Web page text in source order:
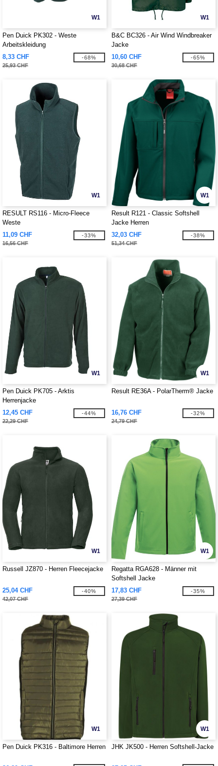
W1
Pen Duick PK302 - Weste
Arbeitskleidung
8,33 CHF
25,93 CHF
-68%
W1
B&C BC326 - Air Wind Windbreaker
Jacke
10,60 CHF
30,68 CHF
-65%
W1
RESULT RS116 - Micro-Fleece
Weste
11,09 CHF
16,56 CHF
-33%
W1
Result R121 - Classic Softshell
Jacke Herren
32,03 CHF
51,34 CHF
-38%
W1
Pen Duick PK705 - Arktis
Herrenjacke
12,45 CHF
22,29 CHF
-44%
W1
Result RE36A - PolarTherm® Jacke
16,76 CHF
24,79 CHF
-32%
W1
Russell JZ870 - Herren Fleecejacke
25,04 CHF
42,07 CHF
-40%
W1
Regatta RGA628 - Männer mit
Softshell Jacke
17,83 CHF
27,39 CHF
-35%
W1
Pen Duick PK316 - Baltimore Herren
W1
JHK JK500 - Herren Softshell-Jacke